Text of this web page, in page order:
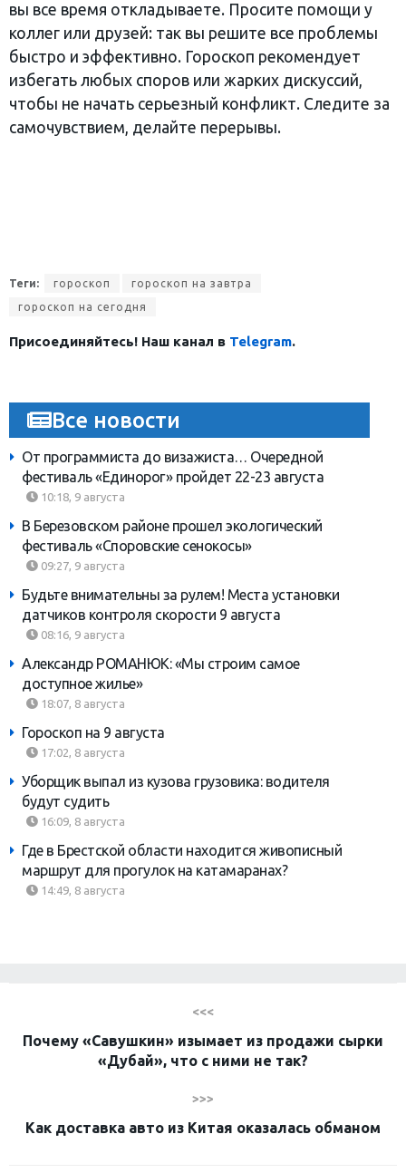
вы все время откладываете. Просите помощи у
коллег или друзей: так вы решите все проблемы
быстро и эффективно. Гороскоп рекомендует
избегать любых споров или жарких дискуссий,
чтобы не начать серьезный конфликт. Следите за
самочувствием, делайте перерывы.
Теги: гороскоп
гороскоп на завтра
гороскоп на сегодня
Присоединяйтесь! Наш канал в Telegram.
Все новости
От программиста до визажиста… Очередной
фестиваль «Единорог» пройдет 22-23 августа
10:18, 9 августа
В Березовском районе прошел экологический
фестиваль «Споровские сенокосы»
09:27, 9 августа
Будьте внимательны за рулем! Места установки
датчиков контроля скорости 9 августа
08:16, 9 августа
Александр РОМАНЮК: «Мы строим самое
доступное жилье»
18:07, 8 августа
Гороскоп на 9 августа
17:02, 8 августа
Уборщик выпал из кузова грузовика: водителя
будут судить
16:09, 8 августа
Где в Брестской области находится живописный
маршрут для прогулок на катамаранах?
14:49, 8 августа
<<<
Почему «Савушкин» изымает из продажи сырки
«Дубай», что с ними не так?
>>>
Как доставка авто из Китая оказалась обманом